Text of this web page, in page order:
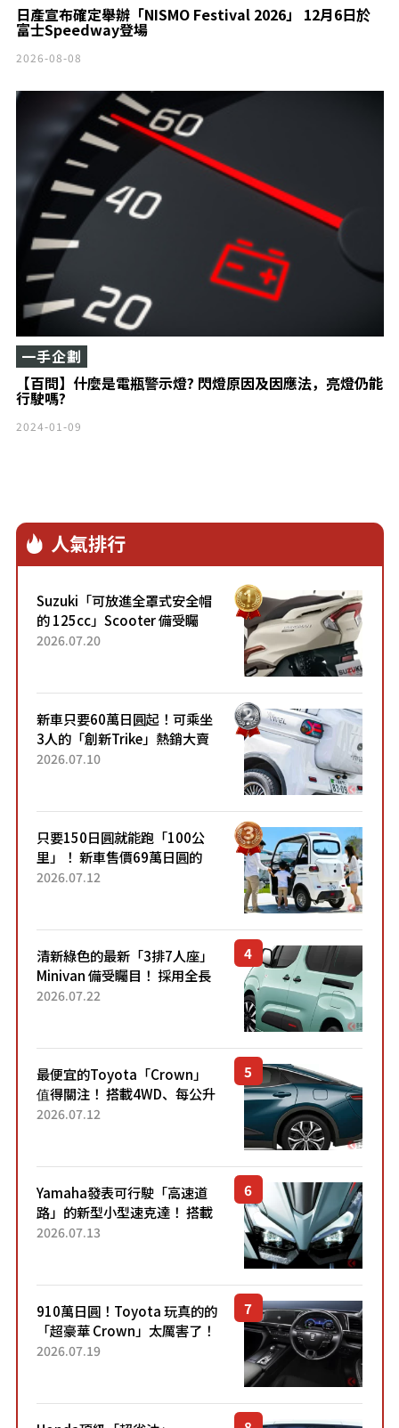
日產宣布確定舉辦「NISMO Festival 2026」 12月6日於
富士Speedway登場
2026-08-08
【百問】什麼是電瓶警示燈? 閃燈原因及因應法，亮燈仍能
行駛嗎?
一手企劃
2024-01-09
人氣排行
Suzuki「可放進全罩式安全帽
的 125cc」Scooter 備受矚
目！採用全新流線設計與各項
2026.07.20
新車只要60萬日圓起！可乘坐
3人的「創新Trike」熱銷大賣
成為人氣車款！「養車成本真
2026.07.10
只要150日圓就能跑「100公
里」！ 新車售價69萬日圓的
「3人座」Trike大受歡迎！ 順
2026.07.12
清新綠色的最新「3排7人座」
Minivan 備受矚目！ 採用全長
4.7公尺剛剛好的車身尺寸與
2026.07.22
最便宜的Toyota「Crown」
值得關注！ 搭載4WD、每公升
22.4公里低油耗表現超亮眼！
2026.07.12
Yamaha發表可行駛「高速道
路」的新型小型速克達！ 搭載
能享受超強勁「渦輪感」的動
2026.07.13
910萬日圓！Toyota 玩真的的
「超豪華 Crown」太厲害了！
採用由「匠人技藝」打造的
2026.07.19